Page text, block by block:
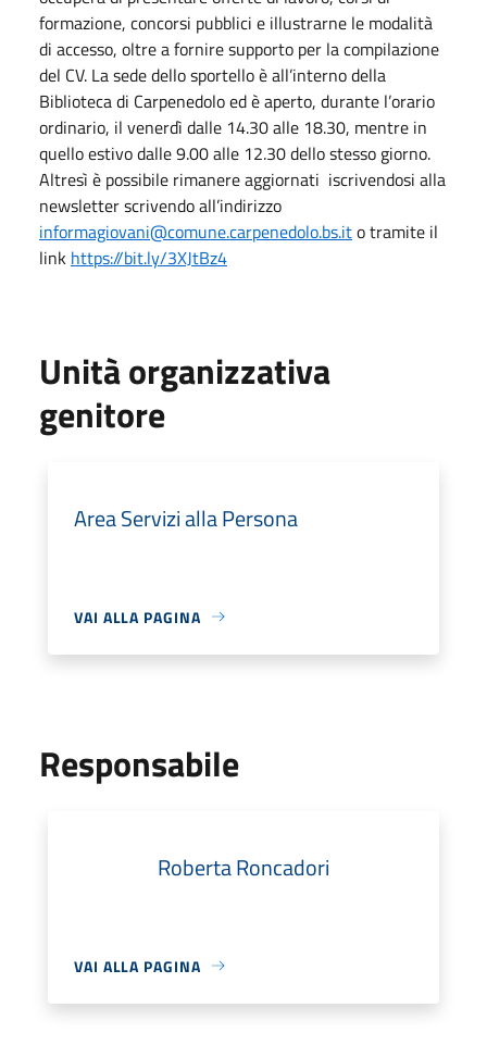
formazione, concorsi pubblici e illustrarne le modalità
di accesso, oltre a fornire supporto per la compilazione
del CV. La sede dello sportello è all’interno della
Biblioteca di Carpenedolo ed è aperto, durante l’orario
ordinario, il venerdì dalle 14.30 alle 18.30, mentre in
quello estivo dalle 9.00 alle 12.30 dello stesso giorno.
Altresì è possibile rimanere aggiornati iscrivendosi alla
newsletter scrivendo all’indirizzo
informagiovani@comune.carpenedolo.bs.ito tramite il
link https://bit.ly/3XJtBz4
Unità organizzativa
genitore
Area Servizi alla Persona
VAI ALLA PAGINA
Responsabile
Roberta Roncadori
VAI ALLA PAGINA